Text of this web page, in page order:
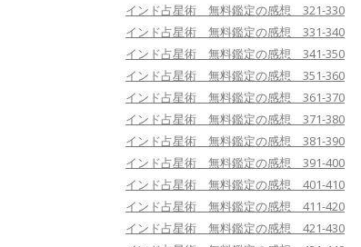
インド占星術 無料鑑定の感想 321-330
インド占星術 無料鑑定の感想 331-340
インド占星術 無料鑑定の感想 341-350
インド占星術 無料鑑定の感想 351-360
インド占星術 無料鑑定の感想 361-370
インド占星術 無料鑑定の感想 371-380
インド占星術 無料鑑定の感想 381-390
インド占星術 無料鑑定の感想 391-400
インド占星術 無料鑑定の感想 401-410
インド占星術 無料鑑定の感想 411-420
インド占星術 無料鑑定の感想 421-430